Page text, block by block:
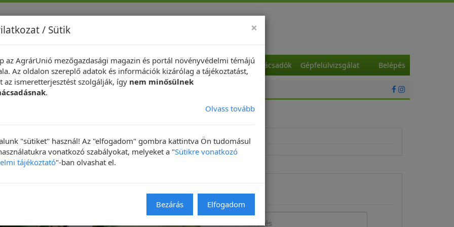
... Hírek Növényvédelmi Fotópályázat Technika Szaktanácsadók Gépfelülvizsgálat Belépés
ormányos (Ceutorhynchus quadridens)
×
/ Sütik
az AgrárUnió mezőgazdasági magazin és portál növényvédelmi témájú
Az oldalon szereplő adatok és információk kizárólag a tájékoztatást,
az ismeretterjesztést szolgálják, így nem minősülnek
.
Olvass tovább
"sütiket" használ! Az "elfogadom" gombra kattintva Ön tudomásul
vonatkozó szabályokat, melyeket a "Sütikre vonatkozó
tájékoztató"-ban olvashat el.
Bezárás Elfogadom